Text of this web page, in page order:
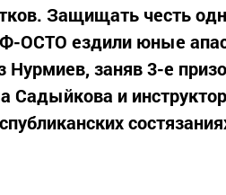
Защищать честь
ОСТО ездили юные
Нурмиев, заняв 3-е
Садыйкова и